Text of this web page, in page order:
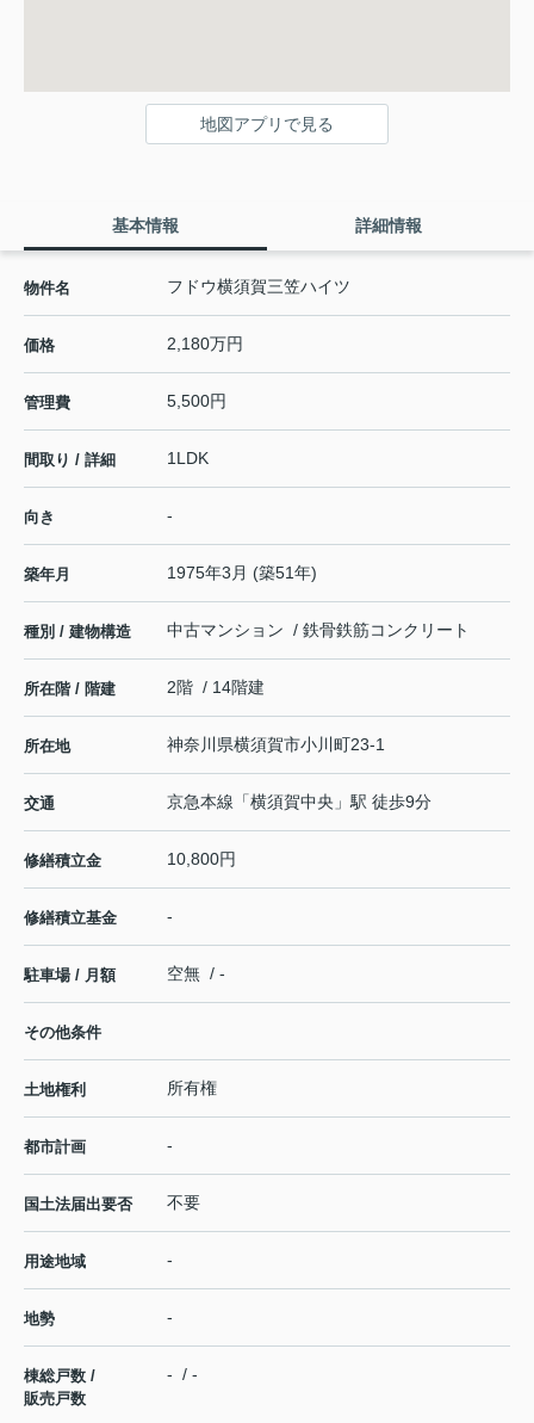
地図アプリで見る
基本情報 詳細情報
物件名 フドウ横須賀三笠ハイツ
価格 2,180万円
管理費 5,500円
間取り / 詳細 1LDK
向き -
築年月 1975年3月 (築51年)
種別 / 建物構造 中古マンション / 鉄骨鉄筋コンクリート
所在階 / 階建 2階 / 14階建
所在地 神奈川県横須賀市小川町23-1
交通 京急本線 「横須賀中央 」駅 徒歩9分
修繕積立金 10,800円
修繕積立基金 -
駐車場 / 月額 空無 / -
その他条件
土地権利 所有権
都市計画 -
国土法届出要否 不要
用途地域 -
地勢 -
棟総戸数 /
販売戸数
- / -